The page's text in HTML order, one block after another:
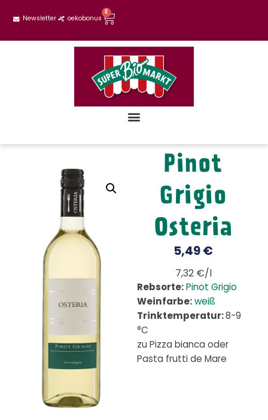
Newsletter oekobonus
0
Pinot
Grigio
Osteria
5,49 €
7,32 €/l
Rebsorte: Pinot Grigio
Weinfarbe: weiß
Trinktemperatur: 8-9
°C
zu Pizza bianca oder
Pasta frutti de Mare